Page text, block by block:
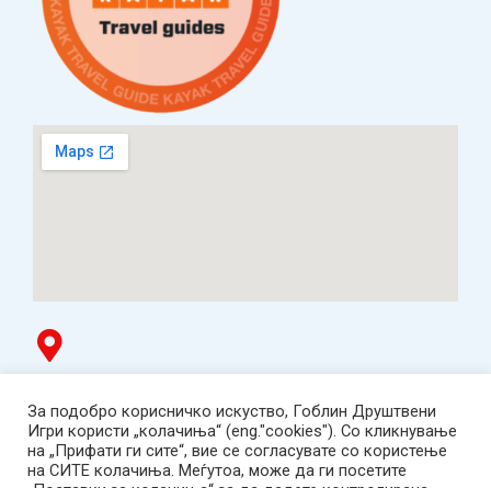
ТЦ Буњаковец - 1. кат, Скопје.
Tел: 078 669 482
Работно време: пон-пет 12:00-19:00 /саб 12:00-17:00
2001-2026 Goblin Games, All Rights Reserved.
За подобро корисничко искуство, Гоблин Друштвени
Игри користи „колачиња“ (eng."cookies"). Со кликнување
на „Прифати ги сите“, вие се согласувате со користење
на СИТЕ колачиња. Меѓутоа, може да ги посетите